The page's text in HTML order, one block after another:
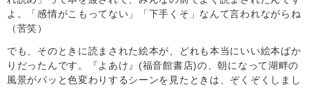
よ。「感情がこもってない」「下手くそ」なんて言われながらね
（苦笑）
でも、そのときに読まされた絵本が、どれも本当にいい絵本ばか
りだったんです。『よあけ』(福音館書店)の、朝になって湖畔の
風景がパッと色変わりするシーンを見たときは、ぞくぞくしまし